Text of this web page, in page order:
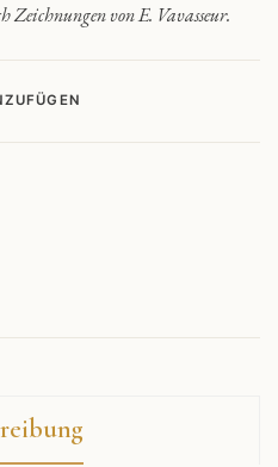
Zeichnungen von E. Vavasseur.